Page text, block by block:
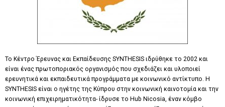
Το Κέντρο Έρευνας και Εκπαίδευσης SYNTHESIS ιδρύθηκε το 2002 και
είναι ένας πρωτοποριακός οργανισμός που σχεδιάζει και υλοποιεί
ερευνητικά και εκπαιδευτικά προγράμματα με κοινωνικό αντίκτυπο. Η
SYNTHESIS είναι ο ηγέτης της Κύπρου στην κοινωνική καινοτομία και την
κοινωνική επιχειρηματικότητα- ίδρυσε το Hub Nicosia, έναν κόμβο